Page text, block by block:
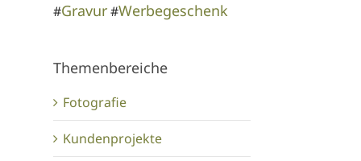
#Gravur#Werbegeschenk
Themenbereiche
Fotografie
Kundenprojekte